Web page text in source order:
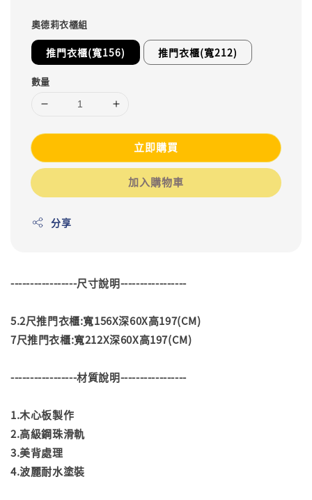
奧德莉衣櫃組
推門衣櫃(寬156) 推門衣櫃(寬212)
數量
立即購買
加入購物車
分享
-----------------尺寸說明-----------------
5.2尺推門衣櫃:寬156X深60X高197(CM)
7尺推門衣櫃:寬212X深60X高197(CM)
-----------------材質說明-----------------
1.木心板製作
2.高級鋼珠滑軌
3.美背處理
4.波麗耐水塗裝